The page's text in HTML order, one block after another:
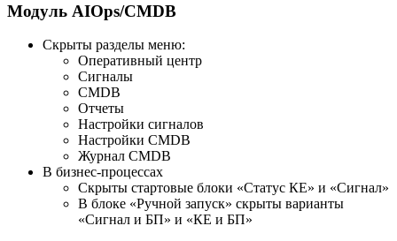
Модуль AIOps/CMDB
Скрыты разделы меню:
Оперативный центр
Сигналы
CMDB
Отчеты
Настройки сигналов
Настройки CMDB
Журнал CMDB
В бизнес-процессах
Скрыты стартовые блоки «Статус КЕ» и «Сигнал»
В блоке «Ручной запуск» скрыты варианты
«Сигнал и БП» и «КЕ и БП»